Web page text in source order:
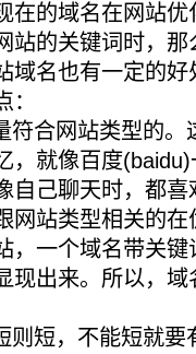
在的域名在网站
站的关键词时，
域名也有一定的
：
合网站类型的。
，就像百度
自己聊天时，都
网站类型相关的
，一个域名带关
现出来。所以，
短，不能短就要